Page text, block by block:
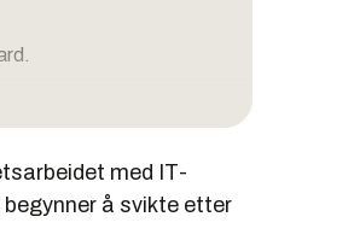
å komme i mål.
med IT-
å svikte etter